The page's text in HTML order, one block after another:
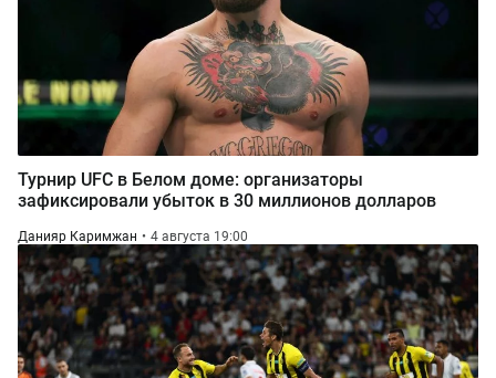
Турнир UFC в Белом доме: организаторы
зафиксировали убыток в 30 миллионов долларов
Данияр Каримжан 4 августа 19:00